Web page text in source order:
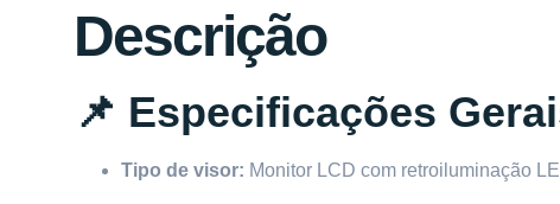
Descrição
📌 Especificações
Tipo de visor: Monitor LCD com retroiluminação